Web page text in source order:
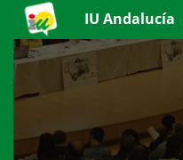
IU Andalucía